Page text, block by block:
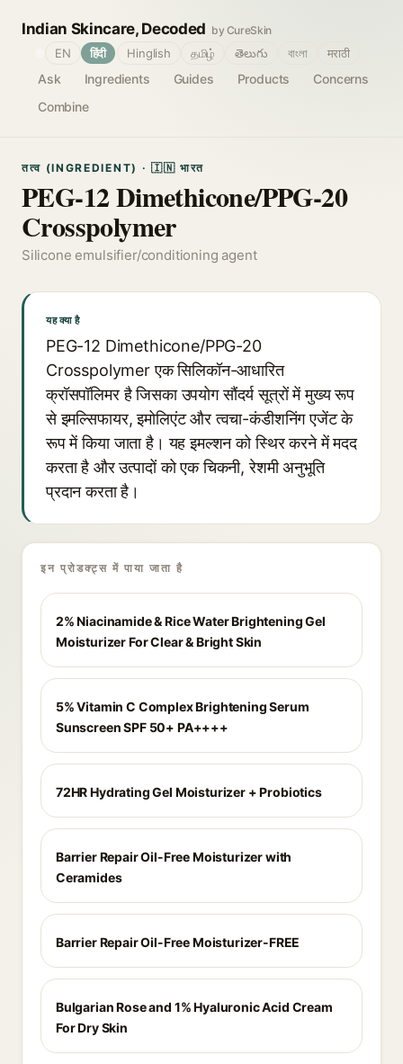
Indian Skincare, Decoded by CureSkin
Ask Ingredients Guides Products
Concerns
Combine
EN हिंदी Hinglish தமிழ் తెలుగు বাংলা मराठी
तत्व (INGREDIENT) · 🇮🇳 भारत
PEG-12 Dimethicone/PPG-20
Crosspolymer
Silicone emulsifier/conditioning agent
यह क्या है
PEG-12 Dimethicone/PPG-20
Crosspolymer एक सिलिकॉन-आधारित
क्रॉसपॉलिमर है जिसका उपयोग सौंदर्य सूत्रों में मुख्य रूप
से इमल्सिफायर, इमोलिएंट और त्वचा-कंडीशनिंग एजेंट के
रूप में किया जाता है। यह इमल्शन को स्थिर करने में मदद
करता है और उत्पादों को एक चिकनी, रेशमी अनुभूति
प्रदान करता है।
इन प्रोडक्ट्स में पाया जाता है
2% Niacinamide & Rice Water Brightening Gel
Moisturizer For Clear & Bright Skin
5% Vitamin C Complex Brightening Serum
Sunscreen SPF 50+ PA++++
72HR Hydrating Gel Moisturizer + Probiotics
Barrier Repair Oil-Free Moisturizer with
Ceramides
Barrier Repair Oil-Free Moisturizer-FREE
Bulgarian Rose and 1% Hyaluronic Acid Cream
For Dry Skin